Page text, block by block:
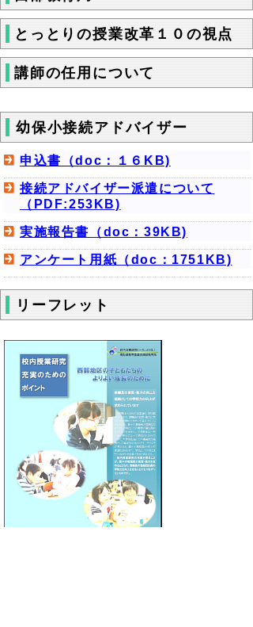
とっとりの授業改革１０の視点
講師の任用について
幼保小接続アドバイザー
申込書（doc：１６KB)
接続アドバイザー派遣について
（PDF:253KB)
実施報告書（doc：39KB)
アンケート用紙（doc：1751KB)
リーフレット